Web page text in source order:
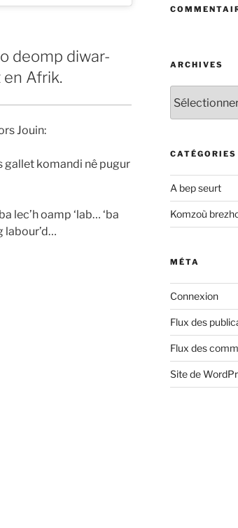
deomp diwar-
Afrik.
Jouin:
gallet komandi nê pugur
lec’h oamp ‘lab… ‘ba
labour’d…
ARCHIVES
CATÉGORIES
A bep seurt
Komzoù
MÉTA
Connexion
Flux des
Flux des
Site de